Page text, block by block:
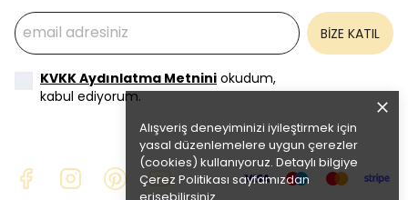
Alışveriş deneyiminizi iyileştirmek için
yasal düzenlemelere uygun çerezler
(cookies) kullanıyoruz. Detaylı bilgiye
Çerez Politikası sayfamızdan
BİZE KATIL
KVKK Aydınlatma Metnini okudum,
kabul ediyorum.